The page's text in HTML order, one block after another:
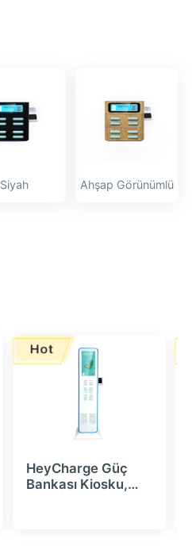
Siyah Ahşap Görünümlü
HeyCharge Güç
Bankası Kiosku,